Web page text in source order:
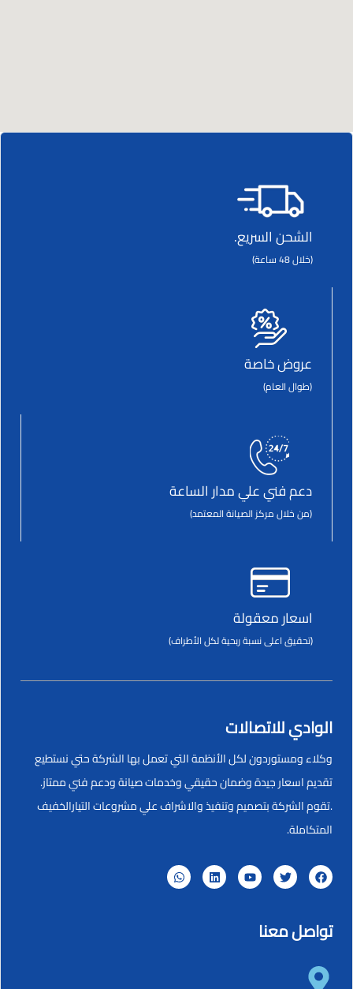
الشحن السريع.
(خلال 48 ساعة)
عروض خاصة
(طوال العام)
دعم فني علي مدار الساعة
(من خلال مركز الصيانة المعتمد)
اسعار معقولة
(تحقيق اعلى نسبة ربحية لكل الأطراف)
الوادي للاتصالات
وكلاء ومستوردون لكل الأنظمة التي تعمل بها الشركة حتي نستطيع
تقديم اسعار جيدة وضمان حقيقي وخدمات صيانة ودعم فني ممتاز.
.تقوم الشركة بتصميم وتنفيذ والاشراف علي مشروعات التيارالخفيف
المتكاملة.
تواصل معنا